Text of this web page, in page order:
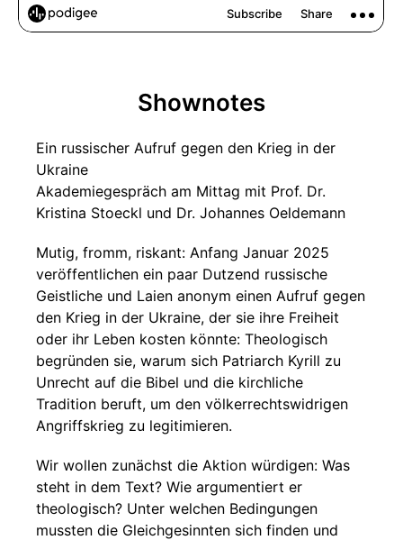
Shownotes
Ein russischer Aufruf gegen den Krieg in der
Ukraine
Akademiegespräch am Mittag mit Prof. Dr.
Kristina Stoeckl und Dr. Johannes Oeldemann
Mutig, fromm, riskant: Anfang Januar 2025
veröffentlichen ein paar Dutzend russische
Geistliche und Laien anonym einen Aufruf gegen
den Krieg in der Ukraine, der sie ihre Freiheit
oder ihr Leben kosten könnte: Theologisch
begründen sie, warum sich Patriarch Kyrill zu
Unrecht auf die Bibel und die kirchliche
Tradition beruft, um den völkerrechtswidrigen
Angriffskrieg zu legitimieren.
Wir wollen zunächst die Aktion würdigen: Was
steht in dem Text? Wie argumentiert er
theologisch? Unter welchen Bedingungen
mussten die Gleichgesinnten sich finden und